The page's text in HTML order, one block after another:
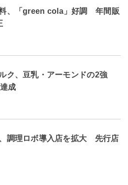
料、「green cola」好調 年間販
ク、豆乳・アーモンドの2強
成
、調理ロボ導入店を拡大 先行店